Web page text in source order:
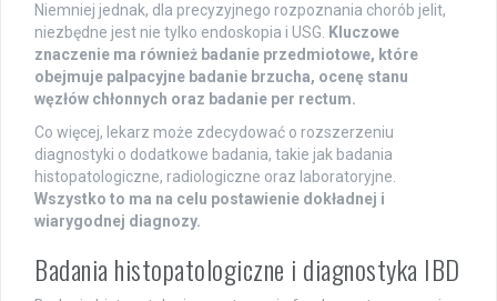
Niemniej jednak, dla precyzyjnego rozpoznania chorób jelit,
niezbędne jest nie tylko endoskopia i USG. Kluczowe
znaczenie ma również badanie przedmiotowe, które
obejmuje palpacyjne badanie brzucha, ocenę stanu
węzłów chłonnych oraz badanie per rectum.
Co więcej, lekarz może zdecydować o rozszerzeniu
diagnostyki o dodatkowe badania, takie jak badania
histopatologiczne, radiologiczne oraz laboratoryjne.
Wszystko to ma na celu postawienie dokładnej i
wiarygodnej diagnozy.
Badania histopatologiczne i diagnostyka IBD